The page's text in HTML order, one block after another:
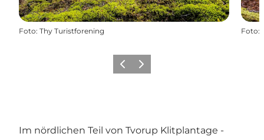
Foto: Thy Turistforening Foto:
ZurückWeiter
Im nördlichen Teil von Tvorup Klitplantage -